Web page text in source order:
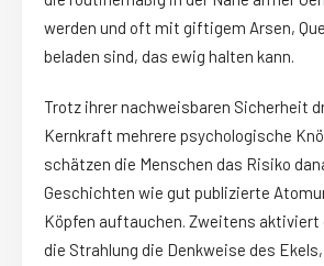
werden und oft mit giftigem Arsen,
beladen sind, das ewig halten kann.
Trotz ihrer nachweisbaren Sicherheit
Kernkraft mehrere psychologische
schätzen die Menschen das Risiko
Geschichten wie gut publizierte
Köpfen auftauchen. Zweitens aktiviert
die Strahlung die Denkweise des